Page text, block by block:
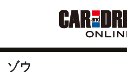
ゾウ